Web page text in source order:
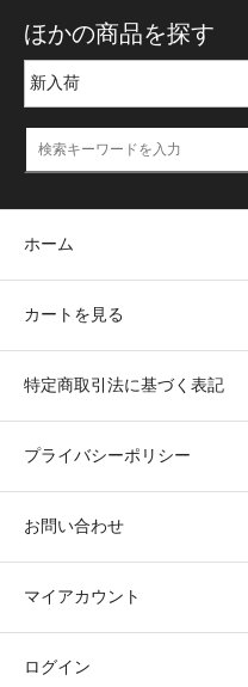
ほかの商品を探す
ホーム
カートを見る
特定商取引法に基づく表記
プライバシーポリシー
お問い合わせ
マイアカウント
ログイン